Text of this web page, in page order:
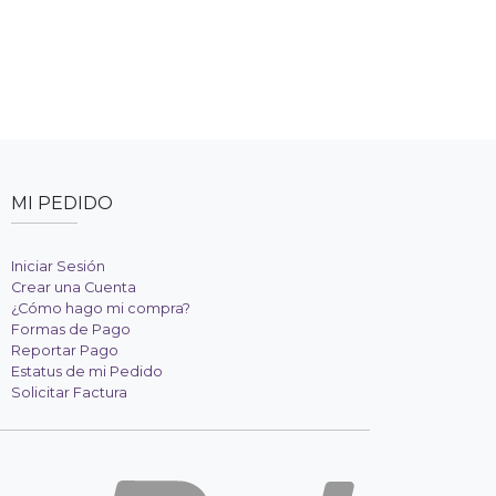
MI PEDIDO
Iniciar Sesión
Crear una Cuenta
¿Cómo hago mi compra?
Formas de Pago
Reportar Pago
Estatus de mi Pedido
Solicitar Factura